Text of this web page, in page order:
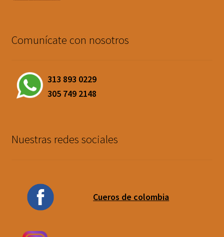
Comunícate con nosotros
313 893 0229
305 749 2148
Nuestras redes sociales
Cueros de colombia